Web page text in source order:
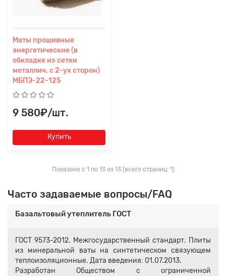
Маты прошивные
энергетические (в
обкладке из сетки
металлич. с 2-ух сторон)
МБПЭ-22-125
9 580₽/шт.
Купить
Показано с 1 по 13 из 13 (всего страниц: 1)
Часто задаваемые вопросы/FAQ
Базальтовый утеплитель ГОСТ
ГОСТ 9573-2012. Межгосударственный стандарт. Плиты
из минеральной ваты на синтетическом связующем
теплоизоляционные. Дата введения: 01.07.2013.
Разработан Обществом с ограниченной